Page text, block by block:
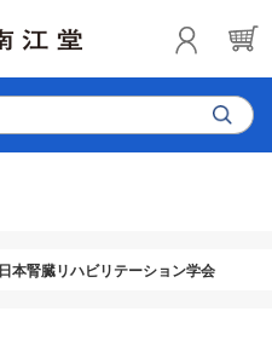
日本腎臓リハビリテーション学会